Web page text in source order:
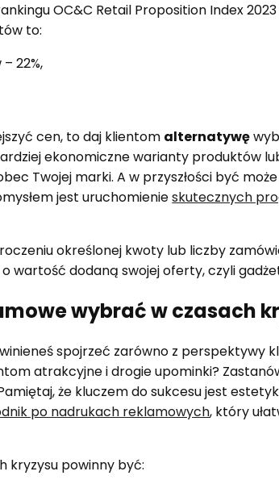
OC&C Retail Proposition Index
to:
22%,
cen, to daj klientom alternatywę
ekonomiczne warianty produktów
Twojej marki. A w przyszłości być
jest uruchomienieskutecznych
określonej kwoty lub liczby
wartość dodaną swojej oferty, czyli
wybrać w czasach
spojrzeć zarówno z perspektywy
atrakcyjne i drogie upominki?
że kluczem do sukcesu jest
po nadrukach reklamowych, który
kryzysu powinny być: